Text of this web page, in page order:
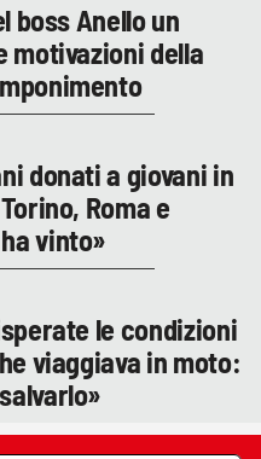
boss Anello un
motivazioni della
donati a giovani in
Roma e
vinto»
le condizioni
viaggiava in moto: